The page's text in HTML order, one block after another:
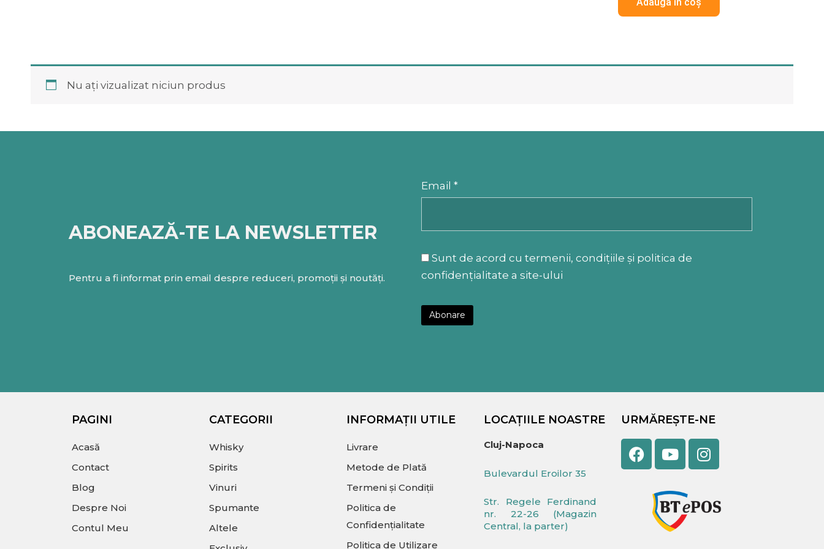
Nu ați vizualizat niciun produs
ABONEAZĂ-TE LA NEWSLETTER
Pentru a fi informat prin email despre reduceri, promoții și noutăți.
Email *
Sunt de acord cu termenii, condițiile și politica de
confidențialitate a site-ului
PAGINI
Acasă
Contact
Blog
Despre Noi
Contul Meu
CATEGORII
Whisky
Spirits
Vinuri
Spumante
Altele
INFORMAȚII UTILE
Livrare
Metode de Plată
Termeni și Condiții
Politica de
Confidențialitate
Politica de Utilizare
LOCAȚIILE NOASTRE
Cluj-Napoca
Bulevardul Eroilor 35
Str. Regele Ferdinand
nr. 22-26 (Magazin
Central, la parter)
URMĂREȘTE-NE
Facebook
YoutubeInstagram